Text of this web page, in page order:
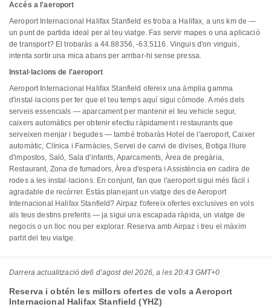
Accés a l'aeroport
Aeroport Internacional Halifax Stanfield es troba a Halifax, a uns km de —
un punt de partida ideal per al teu viatge. Fas servir mapes o una aplicació
de transport? El trobaràs a 44.88356, -63.5116. Vinguis d'on vinguis,
intenta sortir una mica abans per arribar-hi sense pressa.
Instal·lacions de l'aeroport
Aeroport Internacional Halifax Stanfield ofereix una àmplia gamma
d'instal·lacions per fer que el teu temps aquí sigui còmode. A més dels
serveis essencials — aparcament per mantenir el teu vehicle segur,
caixers automàtics per obtenir efectiu ràpidament i restaurants que
serveixen menjar i begudes — també trobaràs Hotel de l'aeroport, Caixer
automàtic, Clínica i Farmàcies, Servei de canvi de divises, Botiga lliure
d'impostos, Saló, Sala d'infants, Aparcaments, Àrea de pregària,
Restaurant, Zona de fumadors, Àrea d'espera i Assistència en cadira de
rodes a les instal·lacions. En conjunt, fan que l'aeroport sigui més fàcil i
agradable de recórrer. Estàs planejant un viatge des de Aeroport
Internacional Halifax Stanfield? Airpaz t'ofereix ofertes exclusives en vols
als teus destins preferits — ja sigui una escapada ràpida, un viatge de
negocis o un lloc nou per explorar. Reserva amb Airpaz i treu el màxim
partit del teu viatge.
Darrera actualització de6 d’agost del 2026, a les 20:43 GMT+0
Reserva i obtén les millors ofertes de vols a Aeroport
Internacional Halifax Stanfield (YHZ)